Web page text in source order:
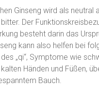
Ginseng wird als neutral
Der
besteht darin das
kann also helfen bei
„qi“, Symptome wie
Händen und Füßen,
Bauch.